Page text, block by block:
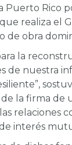
Rico
realiza el
obra
la
de nuestra
la firma de
relaciones
interés